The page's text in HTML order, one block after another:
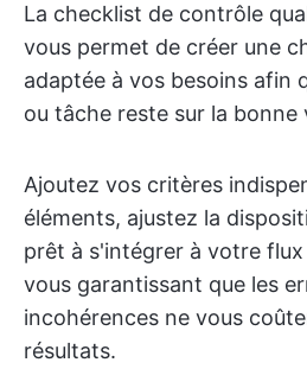
La checklist de contrôle
vous permet de créer une
adaptée à vos besoins afin
ou tâche reste sur la bonne
Ajoutez vos critères
éléments, ajustez la
prêt à s'intégrer à votre
vous garantissant que les
incohérences ne vous
résultats.